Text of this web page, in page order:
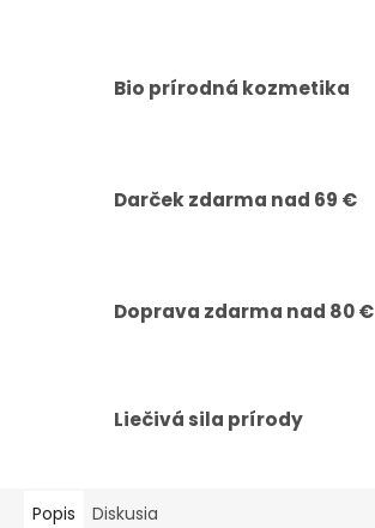
Bio prírodná kozmetika
Darček zdarma nad 69 €
Doprava zdarma nad 80 €
Liečivá sila prírody
Popis Diskusia